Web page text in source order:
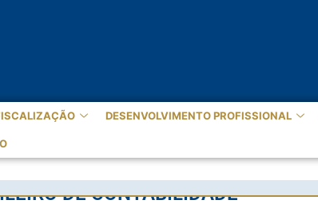
DESENVOLVIMENTO PROFISSIONAL
DE CONTABILIDADE